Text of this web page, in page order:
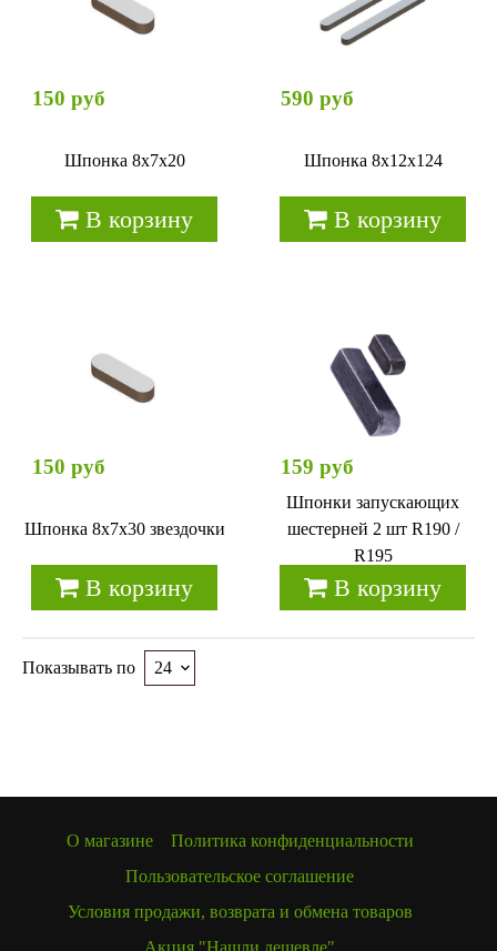
150 руб
Шпонка 8x7x20
В корзину
590 руб
Шпонка 8х12х124
В корзину
150 руб
Шпонка 8х7х30 звездочки
В корзину
159 руб
Шпонки запускающих
шестерней 2 шт R190 /
R195
В корзину
Показывать по
О магазине
Политика конфиденциальности
Пользовательское соглашение
Условия продажи, возврата и обмена товаров
Акция "Нашли дешевле"